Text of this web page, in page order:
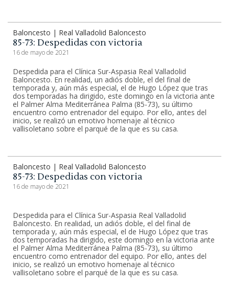
Baloncesto | Real Valladolid Baloncesto
85-73: Despedidas con victoria
16 de mayo de 2021
Despedida para el Clínica Sur-Aspasia Real Valladolid
Baloncesto. En realidad, un adiós doble, el del final de
temporada y, aún más especial, el de Hugo López que tras
dos temporadas ha dirigido, este domingo en la victoria ante
el Palmer Alma Mediterránea Palma (85-73), su último
encuentro como entrenador del equipo. Por ello, antes del
inicio, se realizó un emotivo homenaje al técnico
vallisoletano sobre el parqué de la que es su casa.
Baloncesto | Real Valladolid Baloncesto
85-73: Despedidas con victoria
16 de mayo de 2021
Despedida para el Clínica Sur-Aspasia Real Valladolid
Baloncesto. En realidad, un adiós doble, el del final de
temporada y, aún más especial, el de Hugo López que tras
dos temporadas ha dirigido, este domingo en la victoria ante
el Palmer Alma Mediterránea Palma (85-73), su último
encuentro como entrenador del equipo. Por ello, antes del
inicio, se realizó un emotivo homenaje al técnico
vallisoletano sobre el parqué de la que es su casa.